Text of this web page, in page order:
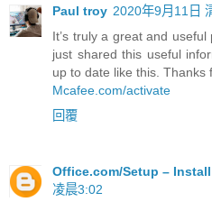
Paul troy 2020年9月11日
It’s truly a great and
just shared this useful
up to date like this. Thanks
Mcafee.com/activate
回覆
Office.com/Setup –
凌晨3:02